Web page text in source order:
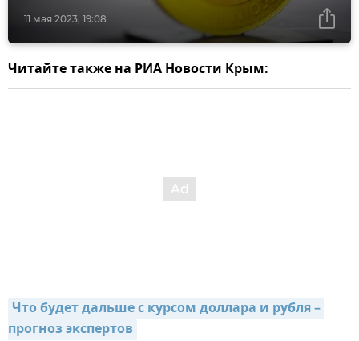
11 мая 2023, 19:08
Читайте также на РИА Новости Крым:
Что будет дальше с курсом доллара и рубля –
прогноз экспертов